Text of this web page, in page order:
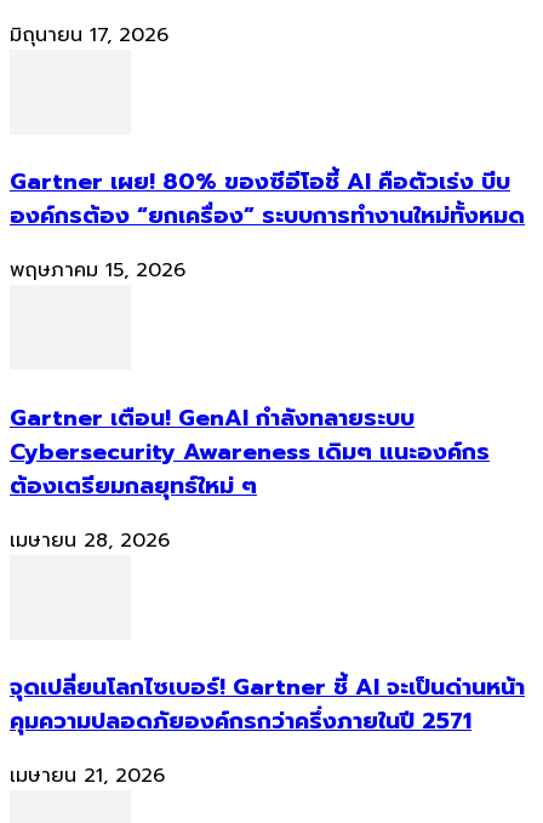
มิถุนายน 17, 2026
Gartner เผย! 80% ของซีอีโอชี้ AI คือตัวเร่ง บีบ
องค์กรต้อง “ยกเครื่อง” ระบบการทำงานใหม่ทั้งหมด
พฤษภาคม 15, 2026
Gartner เตือน! GenAI กำลังทลายระบบ
Cybersecurity Awareness เดิมๆ แนะองค์กร
ต้องเตรียมกลยุทธ์ใหม่ ๆ
เมษายน 28, 2026
จุดเปลี่ยนโลกไซเบอร์! Gartner ชี้ AI จะเป็นด่านหน้า
คุมความปลอดภัยองค์กรกว่าครึ่งภายในปี 2571
เมษายน 21, 2026